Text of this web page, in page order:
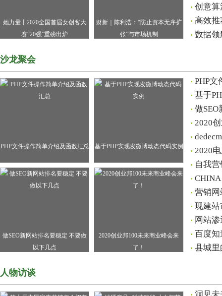
她力量丨2020全国首届女创客大
赛“20强”重磅出炉
财新｜陈利浩：“防止资本无序扩
张”与市场机制
创意
高效
数据
沙龙聚会
PHP文件操作简单介绍及函数汇总 基于PHP实现发微博动态代码实例
做SEO新网站排名要稳定 不要做
以下几点
2020创业邦100未来商业峰会来
了！
PHP
基于
做
2020
2020
自我
营销网
现建
网站
百度知
县城
人物访谈